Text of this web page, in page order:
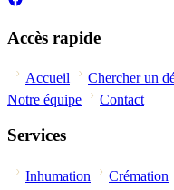
Accès rapide
Accueil Chercher un
Notre équipe
Contact
Services
Inhumation Crémation